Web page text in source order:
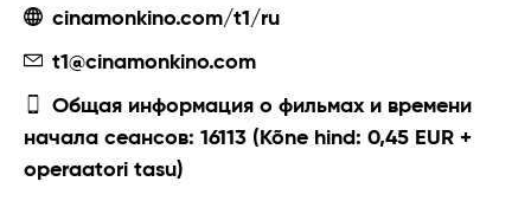
cinamonkino.com/t1/ru
t1@cinamonkino.com
Общая информация о фильмах и времени
начала сеансов: 16113 (Kõne hind: 0,45 EUR +
operaatori tasu)